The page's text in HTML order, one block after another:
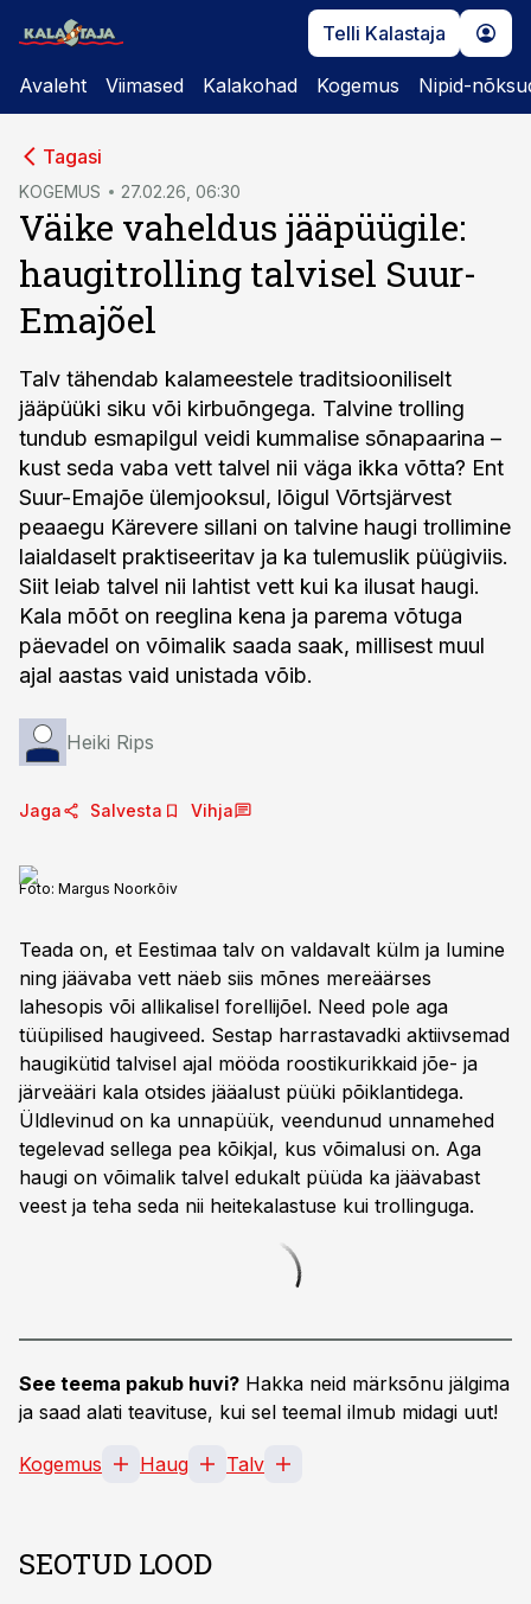
Telli Kalastaja
Avaleht Viimased Kalakohad Kogemus Nipid-
Tagasi
KOGEMUS 27.02.26, 06:30
Väike vaheldus jääpüügile:
haugitrolling talvisel Suur-
Emajõel
Talv tähendab kalameestele traditsiooniliselt
jääpüüki siku või kirbuõngega. Talvine trolling
tundub esmapilgul veidi kummalise sõnapaarina –
kust seda vaba vett talvel nii väga ikka võtta? Ent
Suur-Emajõe ülemjooksul, lõigul Võrtsjärvest
peaaegu Kärevere sillani on talvine haugi trollimine
laialdaselt praktiseeritav ja ka tulemuslik püügiviis.
Siit leiab talvel nii lahtist vett kui ka ilusat haugi.
Kala mõõt on reeglina kena ja parema võtuga
päevadel on võimalik saada saak, millisest muul
ajal aastas vaid unistada võib.
Heiki Rips
Jaga Salvesta Vihja
Foto: Margus Noorkõiv
Teada on, et Eestimaa talv on valdavalt külm ja lumine
ning jäävaba vett näeb siis mõnes mereäärses
lahesopis või allikalisel forellijõel. Need pole aga
tüüpilised haugiveed. Sestap harrastavadki aktiivsemad
haugikütid talvisel ajal mööda roostikurikkaid jõe- ja
järveääri kala otsides jääalust püüki põiklantidega.
Üldlevinud on ka unnapüük, veendunud unnamehed
tegelevad sellega pea kõikjal, kus võimalusi on. Aga
haugi on võimalik talvel edukalt püüda ka jäävabast
veest ja teha seda nii heitekalastuse kui trollinguga.
See teema pakub huvi? Hakka neid märksõnu jälgima
ja saad alati teavituse, kui sel teemal ilmub midagi uut!
Kogemus Haug Talv
SEOTUD LOOD